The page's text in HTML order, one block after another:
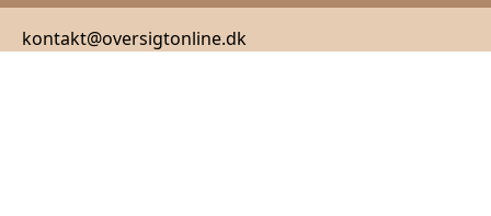
kontakt@oversigtonline.dk